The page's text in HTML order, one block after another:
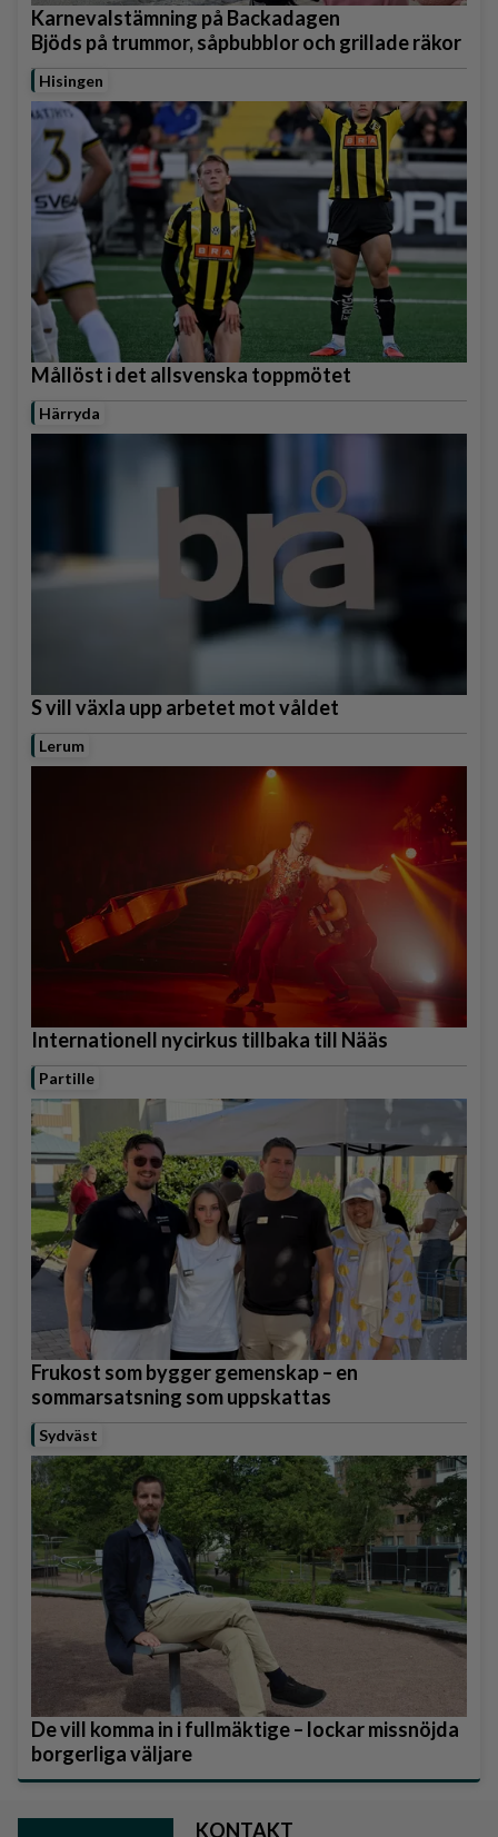
Karnevalstämning på Backadagen
Bjöds på trummor, såpbubblor och grillade räkor
Hisingen
Mållöst i det allsvenska toppmötet
Härryda
S vill växla upp arbetet mot våldet
Lerum
Internationell nycirkus tillbaka till Nääs
Partille
Frukost som bygger gemenskap – en
sommarsatsning som uppskattas
Sydväst
De vill komma in i fullmäktige – lockar missnöjda
borgerliga väljare
KONTAKT